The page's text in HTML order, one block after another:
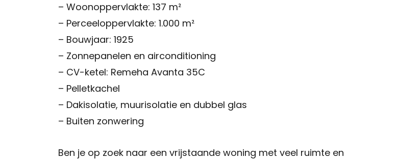
– Woonoppervlakte: 137 m²
– Perceeloppervlakte: 1.000 m²
– Bouwjaar: 1925
– Zonnepanelen en airconditioning
– CV-ketel: Remeha Avanta 35C
– Pelletkachel
– Dakisolatie, muurisolatie en dubbel glas
– Buiten zonwering
Ben je op zoek naar een vrijstaande woning met veel ruimte en